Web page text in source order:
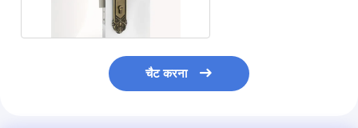
हमसे संपर्क करें
चैट करना